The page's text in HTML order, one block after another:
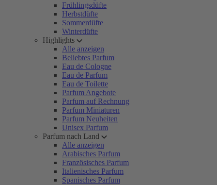
Frühlingsdüfte
Herbstdüfte
Sommerdüfte
Winterdüfte
Highlights
Alle anzeigen
Beliebtes Parfum
Eau de Cologne
Eau de Parfum
Eau de Toilette
Parfum Angebote
Parfum auf Rechnung
Parfum Miniaturen
Parfum Neuheiten
Unisex Parfum
Parfum nach Land
Alle anzeigen
Arabisches Parfum
Französisches Parfum
Italienisches Parfum
Spanisches Parfum